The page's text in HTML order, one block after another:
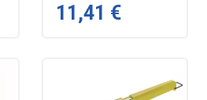
11,41 €